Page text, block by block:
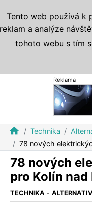
Reklama
home Technika
78 nových
78 nových
pro Kolín nad
TECHNIKA -
Tento web používá k
reklam a analýze
tohoto webu s tím